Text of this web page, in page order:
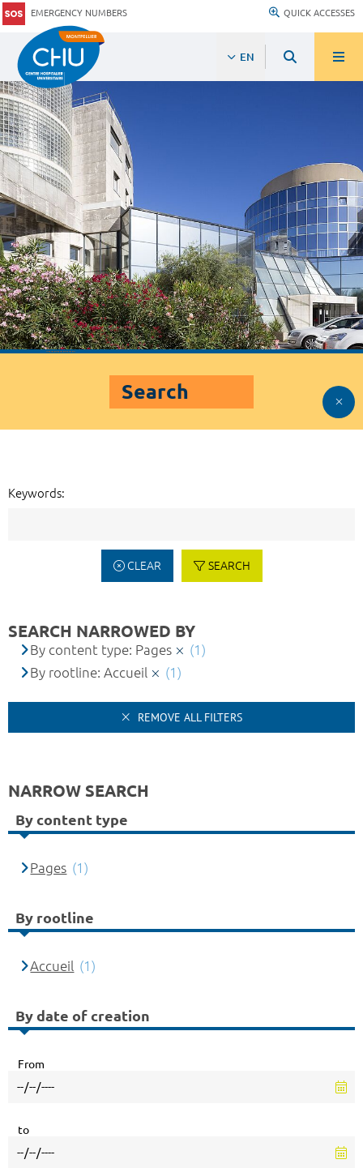
EMERGENCY NUMBERS QUICK ACCESSES
EN
Search
Keywords:
CLEAR SEARCH
SEARCH NARROWED BY
By content type: Pages
(1)
By rootline: Accueil
(1)
REMOVE ALL FILTERS
NARROW SEARCH
By content type
Pages (1)
By rootline
Accueil (1)
By date of creation
From
to